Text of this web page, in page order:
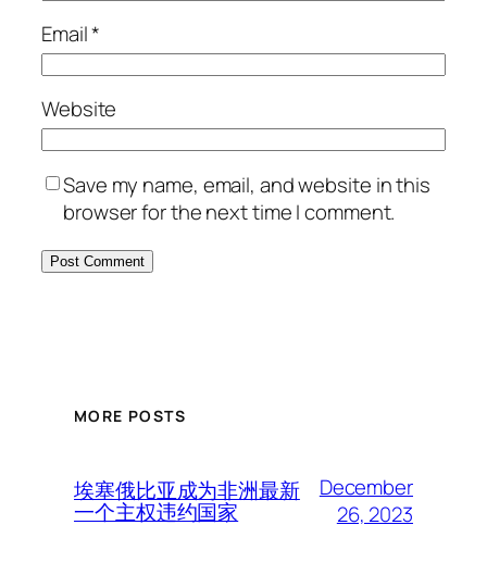
Email*
Website
Save my name, email, and website in this
browser for the next time I comment.
MORE POSTS
埃塞俄比亚成为非洲最新
一个主权违约国家
December
26, 2023